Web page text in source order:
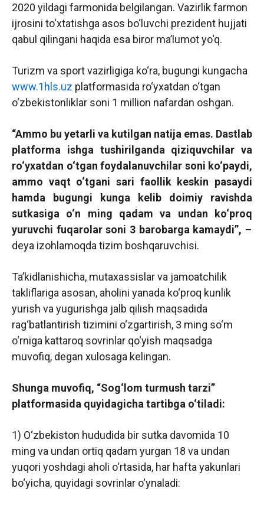
2020 yildagi farmonida belgilangan. Vazirlik farmon
ijrosini to‘xtatishga asos bo‘luvchi prezident hujjati
qabul qilingani haqida esa biror ma’lumot yo‘q.
Turizm va sport vazirligiga ko‘ra, bugungi kungacha
www.1hls.uz platformasida ro‘yxatdan o‘tgan
o‘zbekistonliklar soni 1 million nafardan oshgan.
“Ammo bu yetarli va kutilgan natija emas. Dastlab
platforma ishga tushirilganda qiziquvchilar va
ro‘yxatdan o‘tgan foydalanuvchilar soni ko‘paydi,
ammo vaqt o‘tgani sari faollik keskin pasaydi
hamda bugungi kunga kelib doimiy ravishda
sutkasiga o‘n ming qadam va undan ko‘proq
yuruvchi fuqarolar soni 3 barobarga kamaydi”, –
deya izohlamoqda tizim boshqaruvchisi.
Ta’kidlanishicha, mutaxassislar va jamoatchilik
takliflariga asosan, aholini yanada ko‘proq kunlik
yurish va yugurishga jalb qilish maqsadida
rag‘batlantirish tizimini o‘zgartirish, 3 ming so‘m
o‘rniga kattaroq sovrinlar qo‘yish maqsadga
muvofiq, degan xulosaga kelingan.
Shunga muvofiq, “Sog‘lom turmush tarzi”
platformasida quyidagicha tartibga o‘tiladi:
1) O‘zbekiston hududida bir sutka davomida 10
ming va undan ortiq qadam yurgan 18 va undan
yuqori yoshdagi aholi o‘rtasida, har hafta yakunlari
bo‘yicha, quyidagi sovrinlar o‘ynaladi: